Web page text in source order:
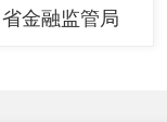
省金融监管局